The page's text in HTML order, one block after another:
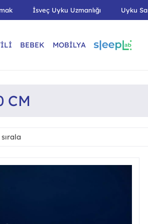
İsveç Uyku Uzmanlığı Uyku
BEBEK MOBİLYA
CM